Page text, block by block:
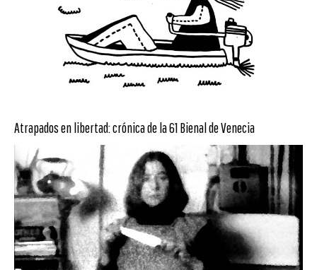
Atrapados en libertad: crónica de la 61 Bienal de Venecia